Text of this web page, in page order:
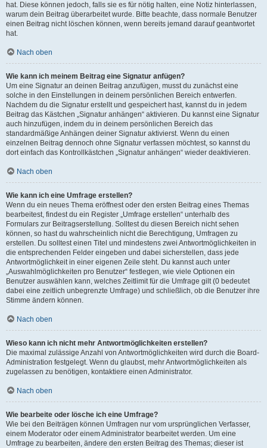
hat. Diese können jedoch, falls sie es für nötig halten, eine Notiz hinterlassen,
warum dein Beitrag überarbeitet wurde. Bitte beachte, dass normale Benutzer
einen Beitrag nicht löschen können, wenn bereits jemand darauf geantwortet
hat.
Nach oben
Wie kann ich meinem Beitrag eine Signatur anfügen?
Um eine Signatur an deinen Beitrag anzufügen, musst du zunächst eine
solche in den Einstellungen in deinem persönlichen Bereich entwerfen.
Nachdem du die Signatur erstellt und gespeichert hast, kannst du in jedem
Beitrag das Kästchen „Signatur anhängen“ aktivieren. Du kannst eine Signatur
auch hinzufügen, indem du in deinem persönlichen Bereich das
standardmäßige Anhängen deiner Signatur aktivierst. Wenn du einen
einzelnen Beitrag dennoch ohne Signatur verfassen möchtest, so kannst du
dort einfach das Kontrollkästchen „Signatur anhängen“ wieder deaktivieren.
Nach oben
Wie kann ich eine Umfrage erstellen?
Wenn du ein neues Thema eröffnest oder den ersten Beitrag eines Themas
bearbeitest, findest du ein Register „Umfrage erstellen“ unterhalb des
Formulars zur Beitragserstellung. Solltest du diesen Bereich nicht sehen
können, so hast du wahrscheinlich nicht die Berechtigung, Umfragen zu
erstellen. Du solltest einen Titel und mindestens zwei Antwortmöglichkeiten in
die entsprechenden Felder eingeben und dabei sicherstellen, dass jede
Antwortmöglichkeit in einer eigenen Zeile steht. Du kannst auch unter
„Auswahlmöglichkeiten pro Benutzer“ festlegen, wie viele Optionen ein
Benutzer auswählen kann, welches Zeitlimit für die Umfrage gilt (0 bedeutet
dabei eine zeitlich unbegrenzte Umfrage) und schließlich, ob die Benutzer ihre
Stimme ändern können.
Nach oben
Wieso kann ich nicht mehr Antwortmöglichkeiten erstellen?
Die maximal zulässige Anzahl von Antwortmöglichkeiten wird durch die Board-
Administration festgelegt. Wenn du glaubst, mehr Antwortmöglichkeiten als
zugelassen zu benötigen, kontaktiere einen Administrator.
Nach oben
Wie bearbeite oder lösche ich eine Umfrage?
Wie bei den Beiträgen können Umfragen nur vom ursprünglichen Verfasser,
einem Moderator oder einem Administrator bearbeitet werden. Um eine
Umfrage zu bearbeiten, ändere den ersten Beitrag des Themas; dieser ist